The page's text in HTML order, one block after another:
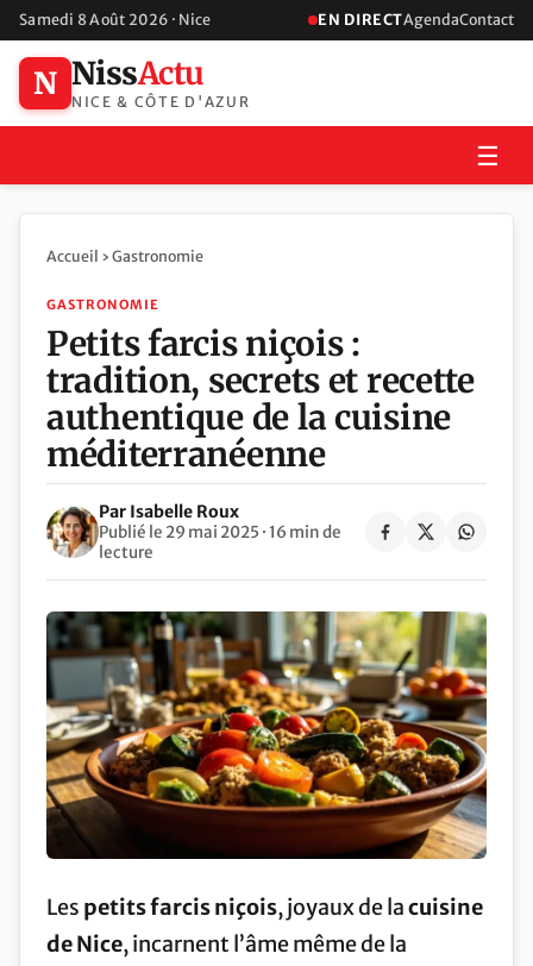
Samedi 8 Août 2026 · Nice EN DIRECTAgendaContact
N NissActu
NICE & CÔTE D'AZUR
☰
Accueil › Gastronomie
GASTRONOMIE
Petits farcis niçois :
tradition, secrets et recette
authentique de la cuisine
méditerranéenne
Par Isabelle Roux
Publié le 29 mai 2025 · 16 min de
lecture
Les petits farcis niçois, joyaux de lacuisine
de Nice, incarnent l’âme même de la